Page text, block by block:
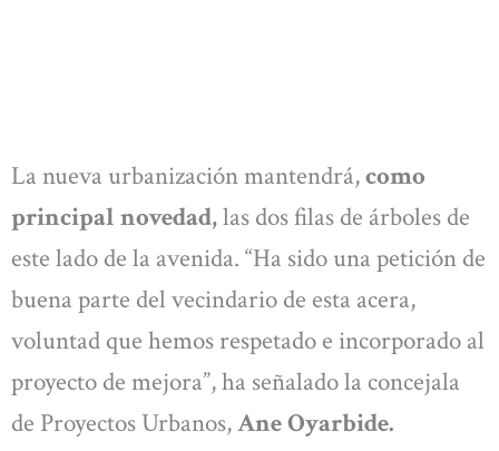
La nueva urbanización mantendrá,como
principal novedad,las dos filas de árboles de
este lado de la avenida. “Ha sido una petición de
buena parte del vecindario de esta acera,
voluntad que hemos respetado e incorporado al
proyecto de mejora”, ha señalado la concejala
de Proyectos Urbanos,Ane Oyarbide.